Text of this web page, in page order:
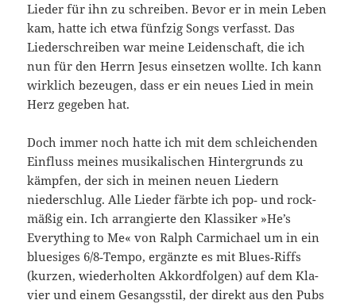
Lieder für ihn zu schreiben. Bevor er in mein Leben
kam, hatte ich etwa fünfzig Songs verfasst. Das
Liederschreiben war meine Leidenschaft, die ich
nun für den Herrn Jesus einsetzen wollte. Ich kann
wirklich bezeugen, dass er ein neues Lied in mein
Herz gegeben hat.
Doch immer noch hatte ich mit dem schleichenden
Einfluss mei­nes musikalischen Hintergrunds zu
kämpfen, der sich in meinen neuen Liedern
niederschlug. Alle Lieder färbte ich pop‑ und rock­
mäßig ein. Ich arrangierte den Klassiker »He’s
Everything to Me« von Ralph Carmichael um in ein
bluesiges 6/8‑Tempo, ergänzte es mit Blues‑Riffs
(kurzen, wiederholten Akkordfolgen) auf dem Kla­
vier und einem Gesangsstil, der direkt aus den Pubs